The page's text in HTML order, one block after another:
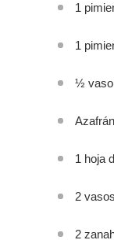
1
1
½ vaso
1 hoja
2
2